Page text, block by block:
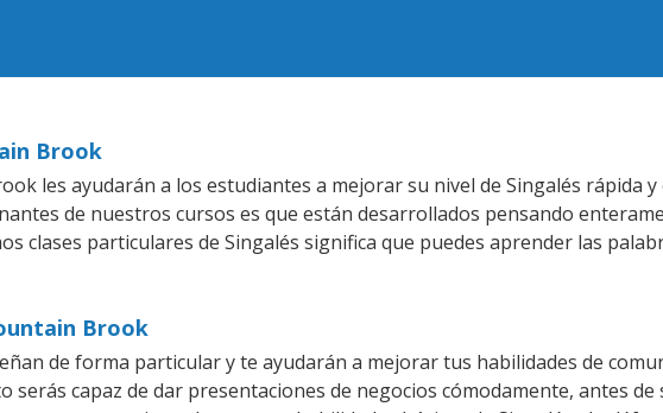
Brook
les ayudarán a los estudiantes a mejorar su nivel de Singalés rápida y
de nuestros cursos es que están desarrollados pensando
clases particulares de Singalés significa que puedes aprender las
Brook
de forma particular y te ayudarán a mejorar tus habilidades de
capaz de dar presentaciones de negocios cómodamente, antes de